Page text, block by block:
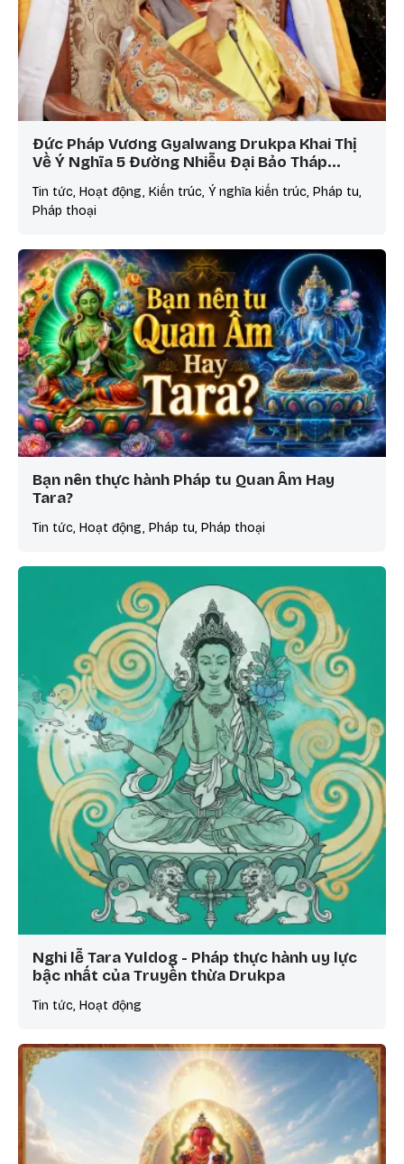
Đức Pháp Vương Gyalwang Drukpa Khai Thị
Về Ý Nghĩa 5 Đường Nhiễu Đại Bảo Tháp…
Tin tức, Hoạt động, Kiến trúc, Ý nghĩa kiến trúc, Pháp tu,
Pháp thoại
Bạn nên thực hành Pháp tu Quan Âm Hay
Tara?
Tin tức, Hoạt động, Pháp tu, Pháp thoại
Nghi lễ Tara Yuldog - Pháp thực hành uy lực
bậc nhất của Truyền thừa Drukpa
Tin tức, Hoạt động